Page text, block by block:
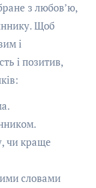
з любов’ю,
Щоб
і
і позитив,
чи краще
словами